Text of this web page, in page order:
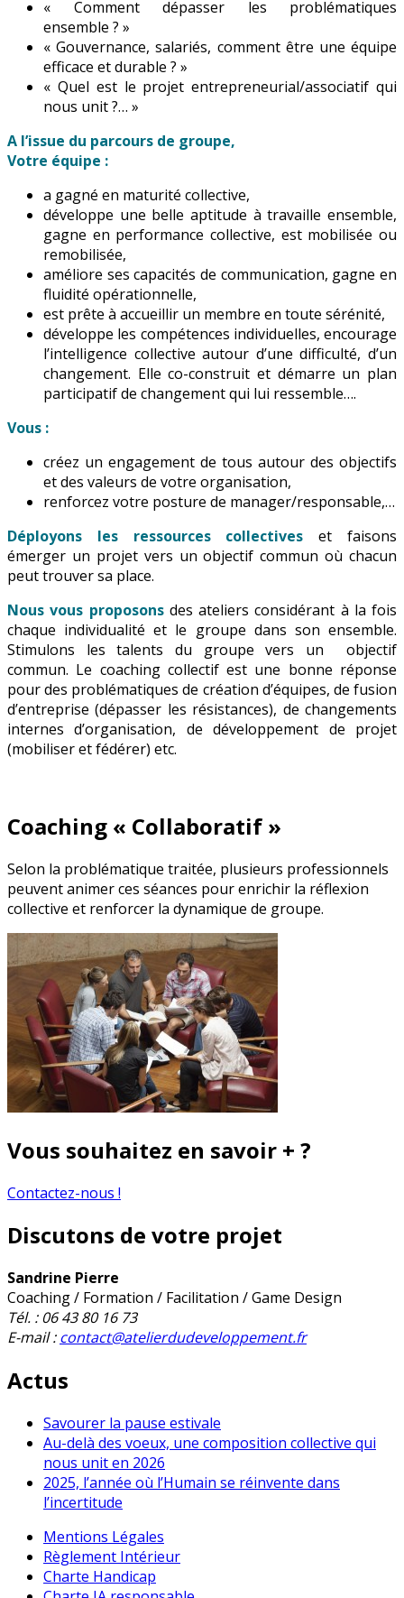
« Comment dépasser les problématiques
ensemble ? »
« Gouvernance, salariés, comment être une équipe
efficace et durable ? »
« Quel est le projet entrepreneurial/associatif qui
nous unit ?… »
A l’issue du parcours de groupe,
Votre équipe :
a gagné en maturité collective,
développe une belle aptitude à travaille ensemble,
gagne en performance collective, est mobilisée ou
remobilisée,
améliore ses capacités de communication, gagne en
fluidité opérationnelle,
est prête à accueillir un membre en toute sérénité,
développe les compétences individuelles, encourage
l’intelligence collective autour d’une difficulté, d’un
changement. Elle co-construit et démarre un plan
participatif de changement qui lui ressemble….
Vous :
créez un engagement de tous autour des objectifs
et des valeurs de votre organisation,
renforcez votre posture de manager/responsable,…
Déployons les ressources collectives et faisons
émerger un projet vers un objectif commun où chacun
peut trouver sa place.
Nous vous proposons des ateliers considérant à la fois
chaque individualité et le groupe dans son ensemble.
Stimulons les talents du groupe vers un objectif
commun. Le coaching collectif est une bonne réponse
pour des problématiques de création d’équipes, de fusion
d’entreprise (dépasser les résistances), de changements
internes d’organisation, de développement de projet
(mobiliser et fédérer) etc.
Coaching « Collaboratif »
Selon la problématique traitée, plusieurs professionnels
peuvent animer ces séances pour enrichir la réflexion
collective et renforcer la dynamique de groupe.
Vous souhaitez en savoir + ?
Contactez-nous !
Discutons de votre projet
Sandrine Pierre
Coaching / Formation / Facilitation / Game Design
Tél. : 06 43 80 16 73
E-mail :contact@atelierdudeveloppement.fr
Actus
Savourer la pause estivale
Au-delà des voeux, une composition collective qui
nous unit en 2026
2025, l’année où l’Humain se réinvente dans
l’incertitude
Mentions Légales
Règlement Intérieur
Charte Handicap